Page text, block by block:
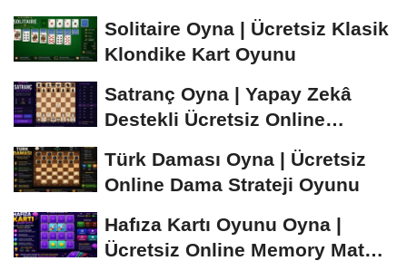
Solitaire Oyna | Ücretsiz Klasik
Klondike Kart Oyunu
Satranç Oyna | Yapay Zekâ
Destekli Ücretsiz Online
Türk Daması Oyna | Ücretsiz
Online Dama Strateji Oyunu
Hafıza Kartı Oyunu Oyna |
Ücretsiz Online Memory Match